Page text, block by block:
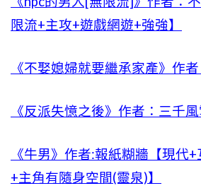
限流+主攻+遊戲網遊+強強】
《不娶媳婦就要繼承家產》作
《反派失憶之後》作者：三千
《牛男》作者:報紙糊牆【現代
+主角有隨身空間(靈泉)】